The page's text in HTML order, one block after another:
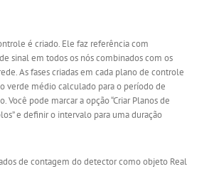
é criado. Ele faz referência com
sinal em todos os nós combinados com os
As fases criadas em cada plano de controle
verde médio calculado para o período de
Você pode marcar a opção “Criar Planos de
e definir o intervalo para uma duração
de contagem do detector como objeto Real